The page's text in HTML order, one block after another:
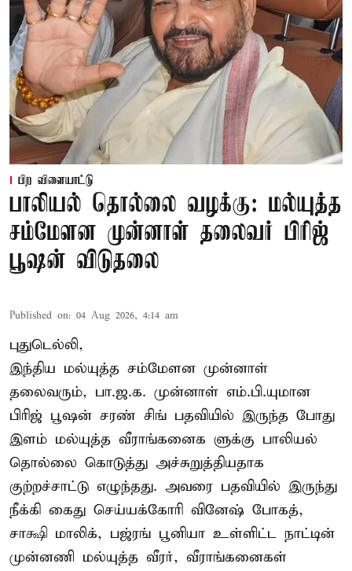
பிற விளையாட்டு
பாலியல் தொல்லை வழக்கு: மல்யுத்த
சம்மேளன முன்னாள் தலைவர் பிரிஜ்
பூஷன் விடுதலை
Published on: 04 Aug 2026, 4:14 am
புதுடெல்லி,
இந்திய மல்யுத்த சம்மேளன முன்னாள்
தலைவரும், பா.ஜ.க. முன்னாள் எம்.பி.யுமான
பிரிஜ் பூஷன் சரண் சிங் பதவியில் இருந்த போது
இளம் மல்யுத்த வீராங்கனைக ளுக்கு பாலியல்
தொல்லை கொடுத்து அச்சுறுத்தியதாக
குற்றச்சாட்டு எழுந்தது. அவரை பதவியில் இருந்து
நீக்கி கைது செய்யக்கோரி வினேஷ் போகத்,
சாக்ஷி மாலிக், பஜ்ரங் பூனியா உள்ளிட்ட நாட்டின்
முன்னணி மல்யுத்த வீரர், வீராங்கனைகள்